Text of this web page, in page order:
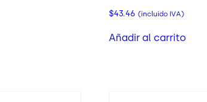
$43.46 (incluido IVA)
Añadir al carrito